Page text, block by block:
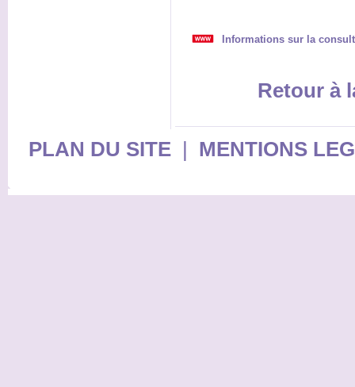
Informations sur la
Retour à
PLAN DU SITE| MENTIONS